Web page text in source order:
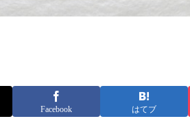
Facebook はてブ